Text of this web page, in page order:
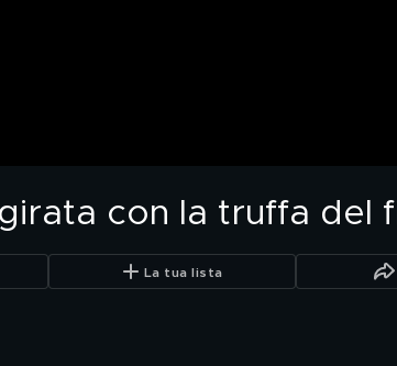
con la truffa del
La tua lista